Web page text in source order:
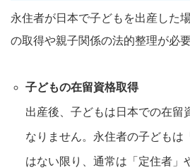
永住者が日本で子どもを出産した
の取得や親子関係の法的整理が必要
子どもの在留資格取得
出産後、子どもは日本での在留
なりません。永住者の子どもは
はない限り、通常は「定住者」